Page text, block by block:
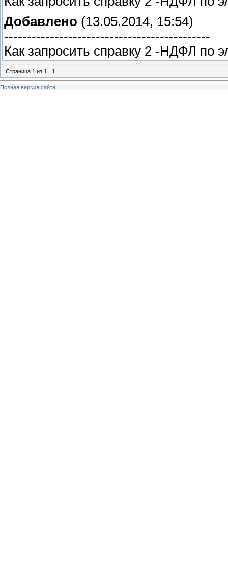
Добавлено (13.05.2014, 15:54)
---------------------------------------------
Как запросить справку 2 -НДФЛ по
Страница 1 из 1 1
Полная версия сайта